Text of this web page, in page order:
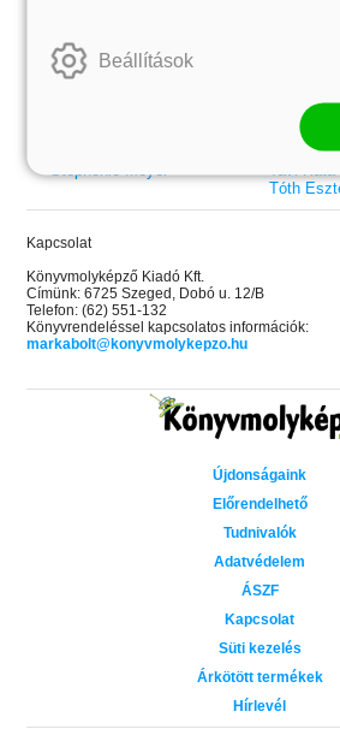
Grace and Glory - Kegyelem
Különleges éldekorált
Leigh Bardugo
Maggie Stiefvater
Penelope Ward
Stephenie Meyer
Rácz-
Róbert
Spirit
Szélesi
Tavi Kata
Tóth
Kapcsolat
Könyvmolyképző Kiadó Kft.
Címünk: 6725 Szeged, Dobó u. 12/B
Telefon: (62) 551-132
Könyvrendeléssel kapcsolatos információk:
markabolt@konyvmolykepzo.hu
Újdonságaink
Előrendelhető
Tudnivalók
Adatvédelem
ÁSZF
Kapcsolat
Süti kezelés
Árkötött termékek
Hírlevél
Beállítások